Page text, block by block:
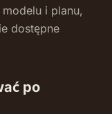
i planu,
dostępne
po